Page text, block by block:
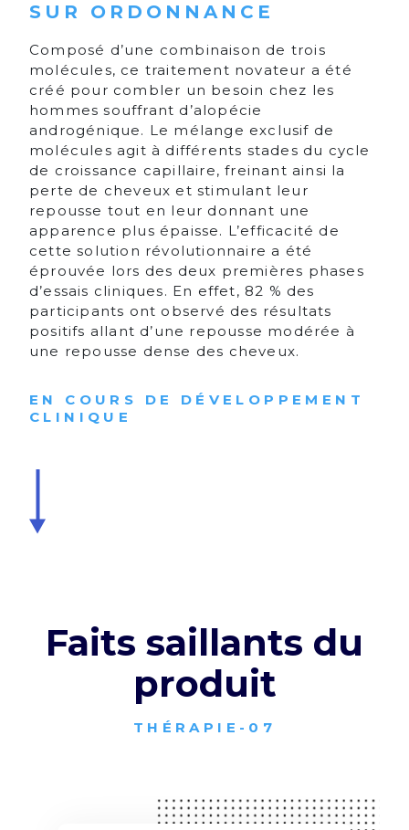
SUR ORDONNANCE
Composé d’une combinaison de trois
molécules, ce traitement novateur a été
créé pour combler un besoin chez les
hommes souffrant d’alopécie
androgénique. Le mélange exclusif de
molécules agit à différents stades du cycle
de croissance capillaire, freinant ainsi la
perte de cheveux et stimulant leur
repousse tout en leur donnant une
apparence plus épaisse. L’efficacité de
cette solution révolutionnaire a été
éprouvée lors des deux premières phases
d’essais cliniques. En effet, 82 % des
participants ont observé des résultats
positifs allant d’une repousse modérée à
une repousse dense des cheveux.
EN COURS DE DÉVELOPPEMENT
CLINIQUE
Faits saillants du
produit
THÉRAPIE-07